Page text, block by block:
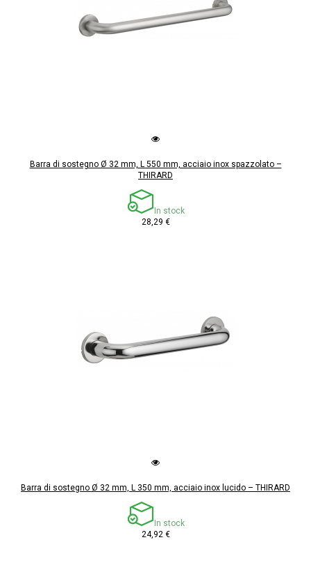
Barra di sostegno Ø 32 mm, L 550 mm, acciaio inox spazzolato –
THIRARD
In stock
28,29 €
Barra di sostegno Ø 32 mm, L 350 mm, acciaio inox lucido – THIRARD
In stock
24,92 €